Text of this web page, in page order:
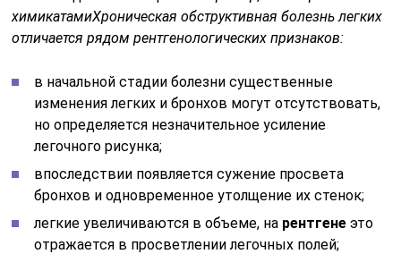
химикатамиХроническая обструктивная болезнь легких
отличается рядом рентгенологических признаков:
в начальной стадии болезни существенные
изменения легких и бронхов могут отсутствовать,
но определяется незначительное усиление
легочного рисунка;
впоследствии появляется сужение просвета
бронхов и одновременное утолщение их стенок;
легкие увеличиваются в объеме, на рентгене это
отражается в просветлении легочных полей;